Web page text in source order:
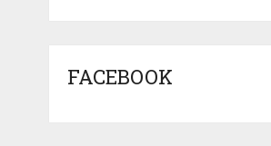
FACEBOOK